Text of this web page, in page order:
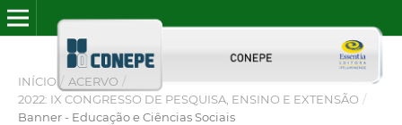
INÍCIO / ACERVO /
2022: IX CONGRESSO DE PESQUISA, ENSINO E EXTENSÃO /
Banner - Educação e Ciências Sociais